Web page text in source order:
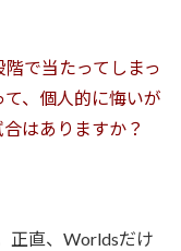
で当たってしまっ
、個人的に悔いが
はありますか？
正直、Worldsだけ